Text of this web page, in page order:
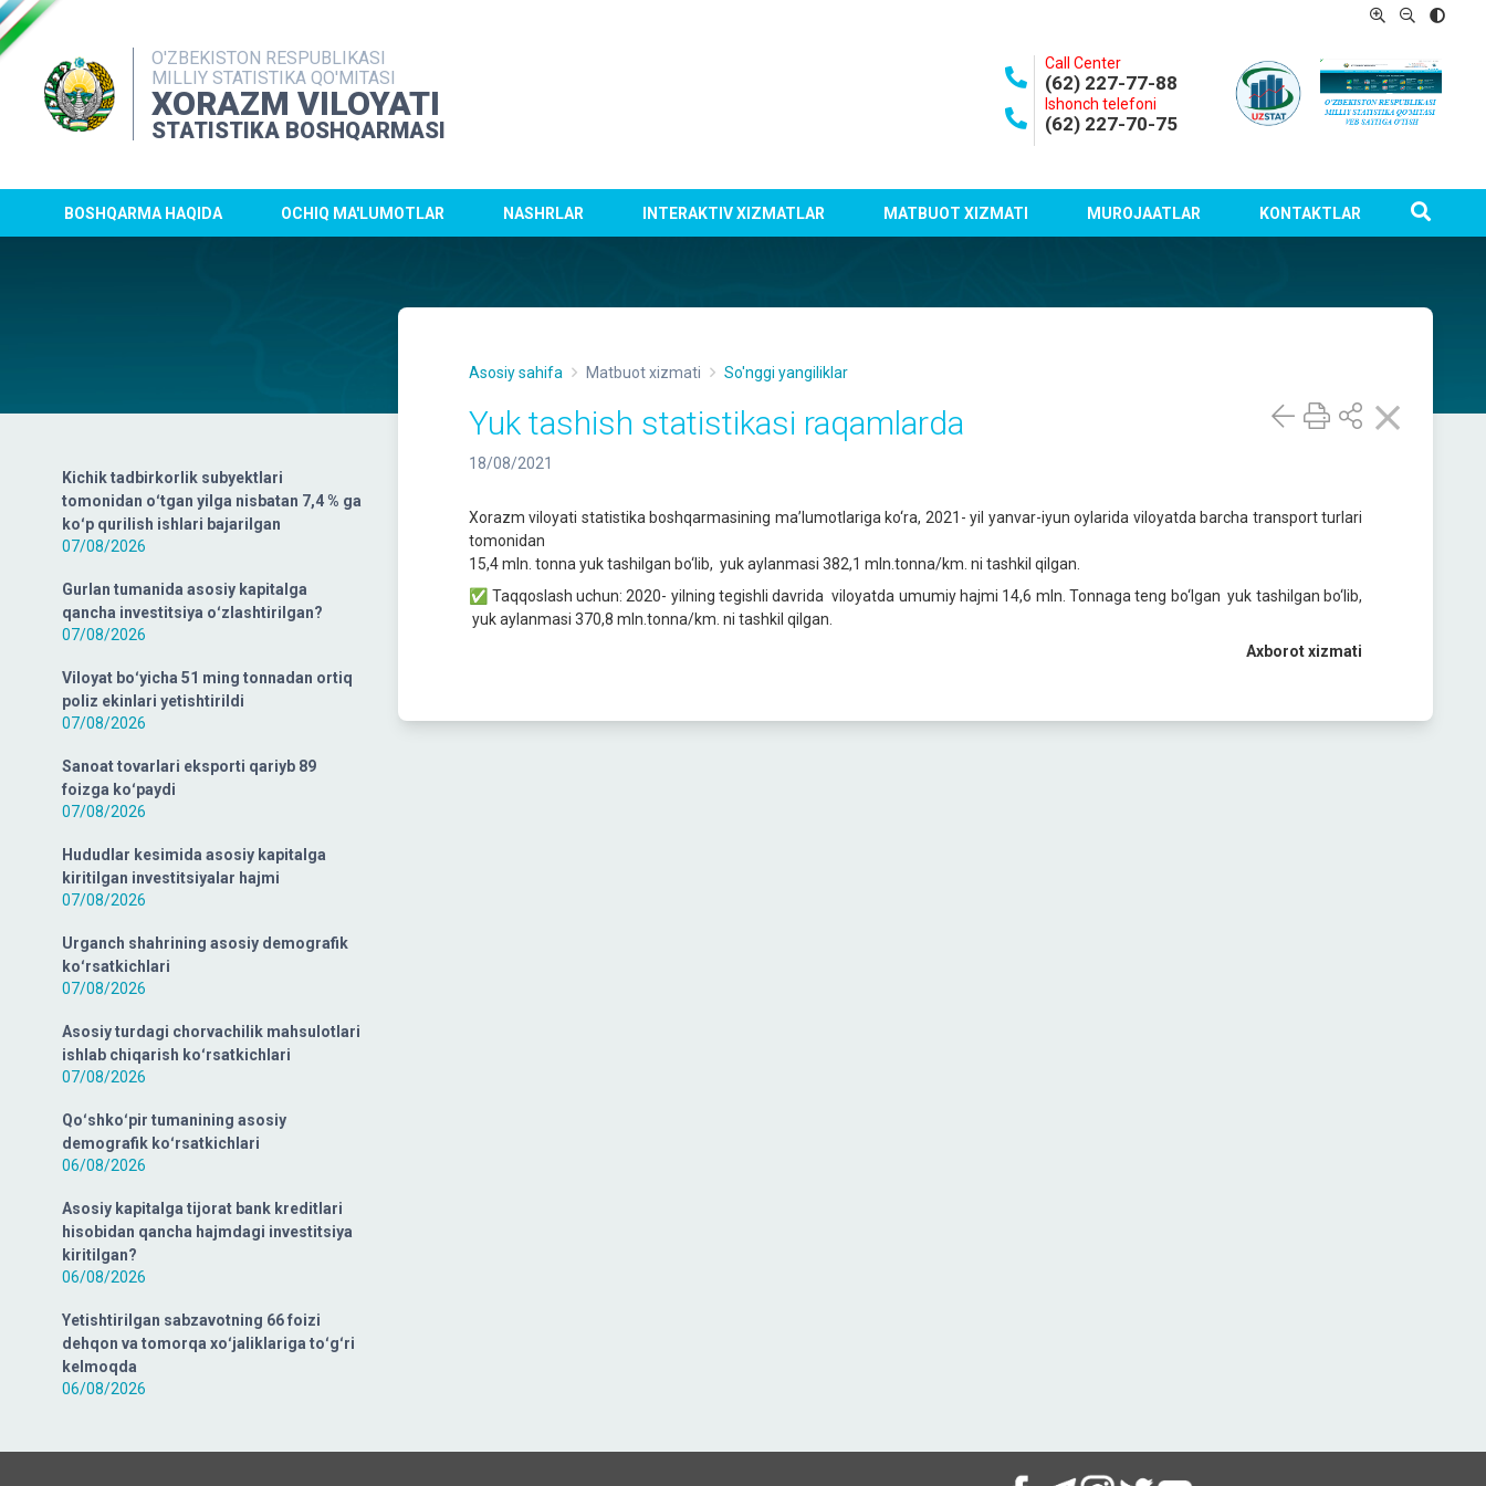
O'ZBEKISTON RESPUBLIKASI
MILLIY STATISTIKA QO'MITASI
XORAZM VILOYATI
STATISTIKA BOSHQARMASI
Call Center
(62) 227-77-88
Ishonch telefoni
(62) 227-70-75
BOSHQARMA HAQIDA OCHIQ MA'LUMOTLAR NASHRLAR INTERAKTIV XIZMATLAR MATBUOT XIZMATI MUROJAATLAR KONTAKTLAR
Kichik tadbirkorlik subyektlari
tomonidan oʻtgan yilga nisbatan 7,4 % ga
koʻp qurilish ishlari bajarilgan
07/08/2026
Gurlan tumanida asosiy kapitalga
qancha investitsiya oʻzlashtirilgan?
07/08/2026
Viloyat boʻyicha 51 ming tonnadan ortiq
poliz ekinlari yetishtirildi
07/08/2026
Sanoat tovarlari eksporti qariyb 89
foizga koʻpaydi
07/08/2026
Hududlar kesimida asosiy kapitalga
kiritilgan investitsiyalar hajmi
07/08/2026
Urganch shahrining asosiy demografik
koʻrsatkichlari
07/08/2026
Asosiy turdagi chorvachilik mahsulotlari
ishlab chiqarish koʻrsatkichlari
07/08/2026
Qoʻshkoʻpir tumanining asosiy
demografik koʻrsatkichlari
06/08/2026
Asosiy kapitalga tijorat bank kreditlari
hisobidan qancha hajmdagi investitsiya
kiritilgan?
06/08/2026
Yetishtirilgan sabzavotning 66 foizi
dehqon va tomorqa xoʻjaliklariga toʻgʻri
kelmoqda
06/08/2026
Asosiy sahifa Matbuot xizmati So'nggi yangiliklar
Yuk tashish statistikasi raqamlarda
18/08/2021
Xorazm viloyati statistika boshqarmasining ma’lumotlariga ko‘ra, 2021- yil yanvar-iyun oylarida viloyatda barcha transport turlari
tomonidan
15,4 mln. tonna yuk tashilgan bo‘lib, yuk aylanmasi 382,1 mln.tonna/km. ni tashkil qilgan.
✅ Taqqoslash uchun: 2020- yilning tegishli davrida viloyatda umumiy hajmi 14,6 mln. Tonnaga teng bo‘lgan yuk tashilgan bo‘lib,
yuk aylanmasi 370,8 mln.tonna/km. ni tashkil qilgan.
Axborot xizmati